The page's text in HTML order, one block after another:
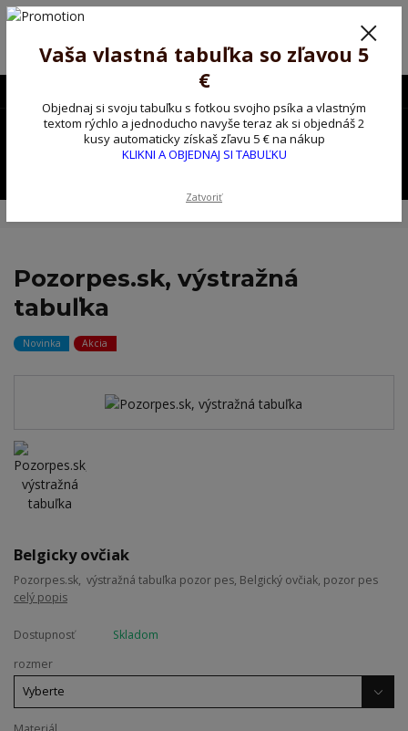
Poprosíme ctených zákazníkov o trpezlivosť, v tomto období máme
Preto sme Vám pripravili malý darček ako ospravedlnenie.
!!! ZĽAVA 5€ na PRVÚ objednávku nad 30€ s kódom pozorpes5 !!!
0,00 EUR
Pozorpes.sk, výstražná
tabuľka
Novinka Akcia
Belgicky ovčiak
Pozorpes.sk, výstražná tabuľka pozor pes, Belgický ovčiak, pozor pes
celý popis
Dostupnosť
Skladom
rozmer
Vaša vlastná tabuľka so zľavou 5
€
Objednaj si svoju tabuľku s fotkou svojho psíka a vlastným
textom rýchlo a jednoducho navyše teraz ak si objednáš 2
kusy automaticky získaš zľavu 5 € na nákup
KLIKNI A OBJEDNAJ SI TABUĽKU
Zatvoriť